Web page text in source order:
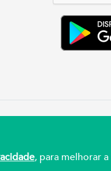
, para melhorar
Alegre | (51)